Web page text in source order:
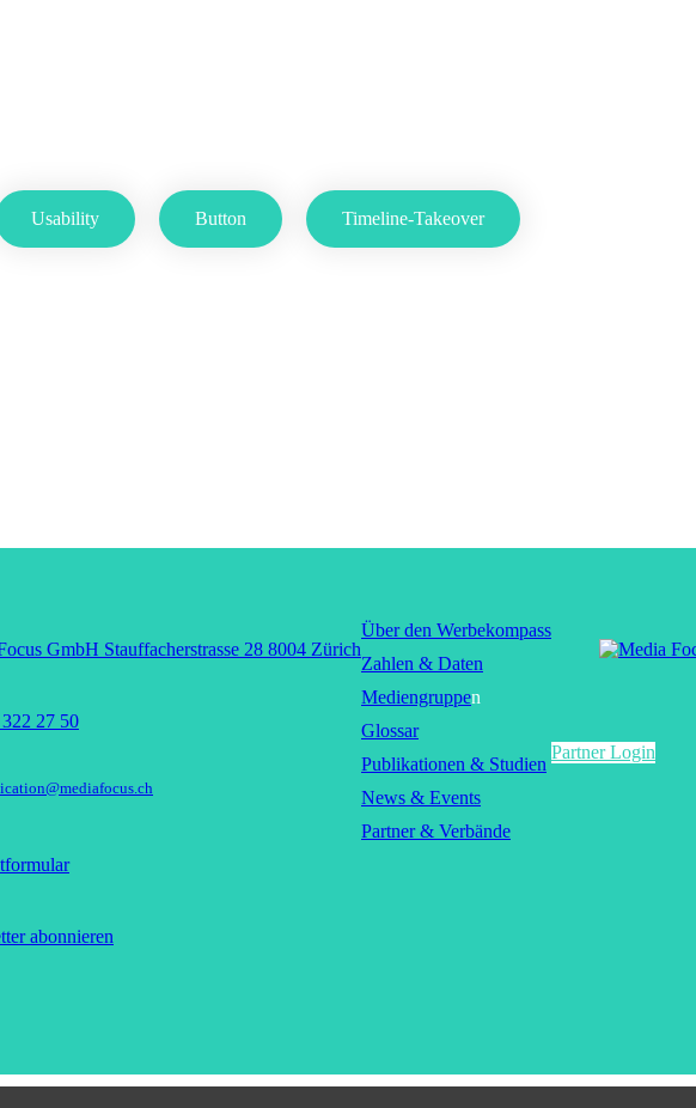
Usability Button Timeline-Takeover
GmbH Stauffacherstrasse 28 8004 Zürich
27 50
abonnieren
Über den Werbekompass
Zahlen & Daten
Mediengruppen
Glossar
Publikationen & Studien
News & Events
Partner & Verbände
Partner Login